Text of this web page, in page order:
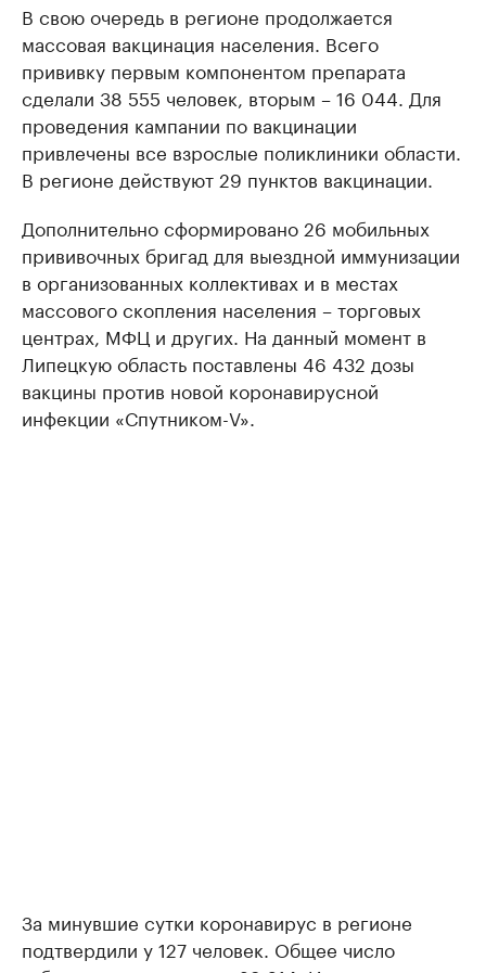
В свою очередь в регионе продолжается
массовая вакцинация населения. Всего
прививку первым компонентом препарата
сделали 38 555 человек, вторым – 16 044. Для
проведения кампании по вакцинации
привлечены все взрослые поликлиники области.
В регионе действуют 29 пунктов вакцинации.
Дополнительно сформировано 26 мобильных
прививочных бригад для выездной иммунизации
в организованных коллективах и в местах
массового скопления населения – торговых
центрах, МФЦ и других. На данный момент в
Липецкую область поставлены 46 432 дозы
вакцины против новой коронавирусной
инфекции «Спутником-V».
За минувшие сутки коронавирус в регионе
подтвердили у 127 человек. Общее число